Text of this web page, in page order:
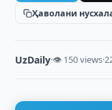
Ҳаволани
UzDaily·👁 150 views·